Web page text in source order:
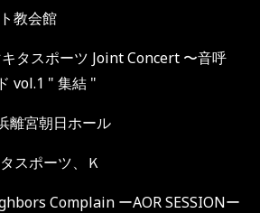
教会館
キタスポーツ Joint Concert 〜音呼
vol.1 " 集結 "
離宮朝日ホール
スポーツ、Ｋ
Complain ーAOR SESSIONー